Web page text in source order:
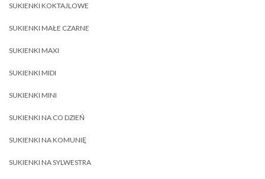
SUKIENKI KOKTAJLOWE
SUKIENKI MAŁE CZARNE
SUKIENKI MAXI
SUKIENKI MIDI
SUKIENKI MINI
SUKIENKI NA CO DZIEŃ
SUKIENKI NA KOMUNIĘ
SUKIENKI NA SYLWESTRA